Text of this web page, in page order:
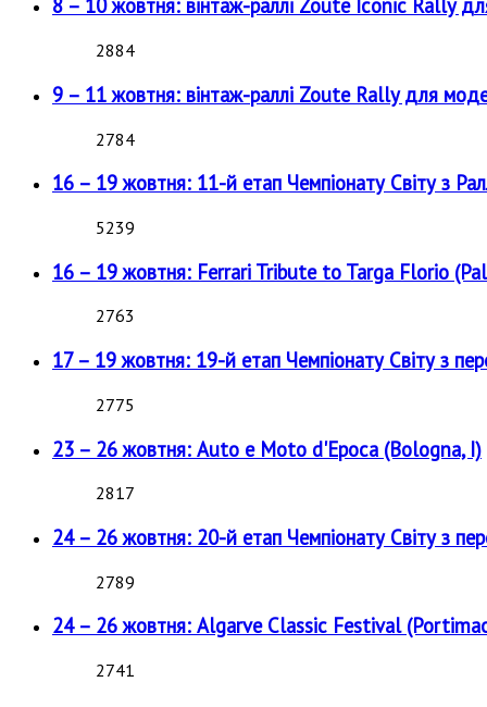
8 – 10 жовтня: вінтаж-раллі Zoute Iconic Rally
2884
9 – 11 жовтня: вінтаж-раллі Zoute Rally для
2784
16 – 19 жовтня: 11-й етап Чемпіонату Світу з
5239
16 – 19 жовтня: Ferrari Tribute to Targa Florio
2763
17 – 19 жовтня: 19-й етап Чемпіонату Світу з
2775
23 – 26 жовтня: Auto e Moto d'Epoca (Bologna, I)
2817
24 – 26 жовтня: 20-й етап Чемпіонату Світу з
2789
24 – 26 жовтня: Algarve Classic Festival
2741